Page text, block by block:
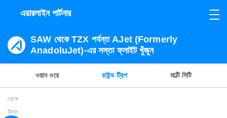
এয়ারলাইন পার্টনার
SAW থেকে TZX পর্যন্ত AJet (Formerly
AnadoluJet)-এর সস্তা ফ্লাইট খুঁজুন
ওয়ান ওয়ে রাউন্ড ট্রিপ মাল্টি সিটি
থেকে
উৎস